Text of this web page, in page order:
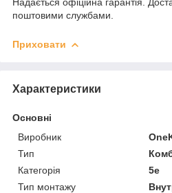
поштовими службами.
Приховати
Характеристики
Основні
Виробник
Тип
Категорія
5e
Тип монтажу